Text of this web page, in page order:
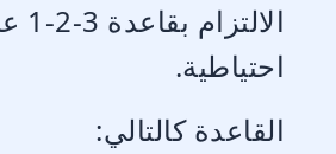
احتياطية.
القاعدة كالتالي: